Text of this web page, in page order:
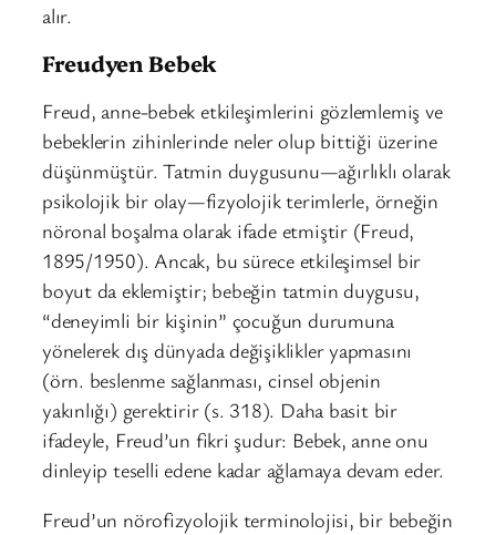
alır.
Freudyen Bebek
Freud, anne-bebek etkileşimlerini gözlemlemiş ve
bebeklerin zihinlerinde neler olup bittiği üzerine
düşünmüştür. Tatmin duygusunu—ağırlıklı olarak
psikolojik bir olay—fizyolojik terimlerle, örneğin
nöronal boşalma olarak ifade etmiştir (Freud,
1895/1950). Ancak, bu sürece etkileşimsel bir
boyut da eklemiştir; bebeğin tatmin duygusu,
“deneyimli bir kişinin” çocuğun durumuna
yönelerek dış dünyada değişiklikler yapmasını
(örn. beslenme sağlanması, cinsel objenin
yakınlığı) gerektirir (s. 318). Daha basit bir
ifadeyle, Freud’un fikri şudur: Bebek, anne onu
dinleyip teselli edene kadar ağlamaya devam eder.
Freud’un nörofizyolojik terminolojisi, bir bebeğin